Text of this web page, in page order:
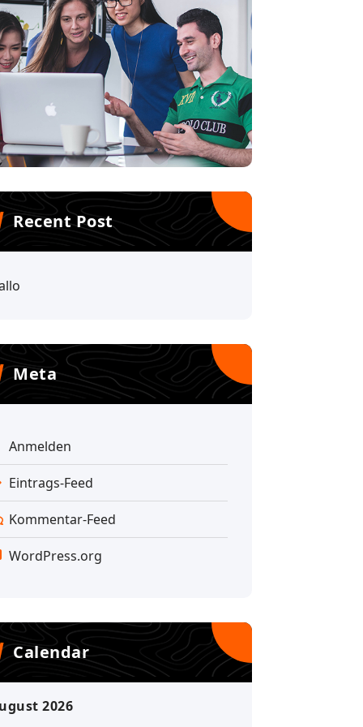
Recent Post
Meta
Anmelden
Eintrags-Feed
Kommentar-Feed
WordPress.org
Calendar
2026